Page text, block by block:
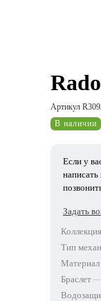
Артикул
В наличии
Если у
Задать
Коллекция
Тип
Материал
Браслет